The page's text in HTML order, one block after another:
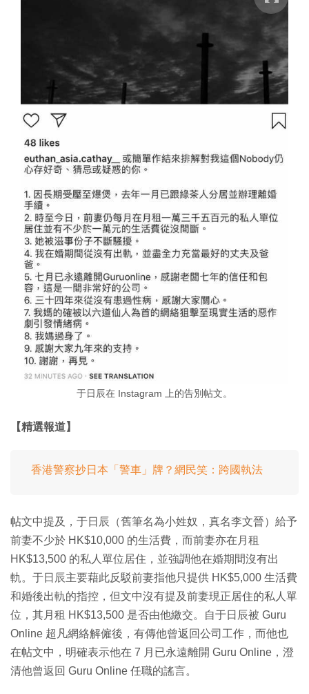
于日辰在 Instagram 上的告別帖文。
【精選報道】
香港警察抄日本「警車」牌？網民笑：跨國執法
帖文中提及，于日辰（舊筆名為小姓奴，真名李文晉）給予
前妻不少於 HK$10,000 的生活費，而前妻亦在月租
HK$13,500 的私人單位居住，並強調他在婚期間沒有出
軌。于日辰主要藉此反駁前妻指他只提供 HK$5,000 生活費
和婚後出軌的指控，但文中沒有提及前妻現正居住的私人單
位，其月租 HK$13,500 是否由他繳交。自于日辰被 Guru
Online 超凡網絡解僱後，有傳他曾返回公司工作，而他也
在帖文中，明確表示他在 7 月已永遠離開 Guru Online，澄
清他曾返回 Guru Online 任職的謠言。